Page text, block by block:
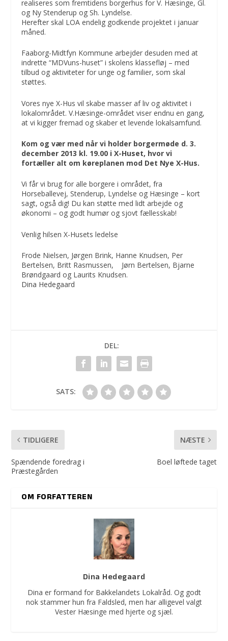
realiseres som fremtidens borgerhus for V. Hæsinge, Gl.
og Ny Stenderup og Sh. Lyndelse.
Herefter skal LOA endelig godkende projektet i januar
måned.
Faaborg-Midtfyn Kommune arbejder desuden med at
indrette “MDVuns-huset” i skolens klassefløj – med
tilbud og aktiviteter for unge og familier, som skal
støttes.
Vores nye X-Hus vil skabe masser af liv og aktivitet i
lokalområdet. V.Hæsinge-området viser endnu en gang,
at vi kigger fremad og skaber et levende lokalsamfund.
Kom og vær med når vi holder borgermøde d. 3.
december 2013 kl. 19.00 i X-Huset, hvor vi
fortæller alt om køreplanen mod Det Nye X-Hus.
Vi får vi brug for alle borgere i området, fra
Horseballevej, Stenderup, Lyndelse og Hæsinge – kort
sagt, også dig! Du kan støtte med lidt arbejde og
økonomi – og godt humør og sjovt fællesskab!
Venlig hilsen X-Husets ledelse
Frode Nielsen, Jørgen Brink, Hanne Knudsen, Per
Bertelsen, Britt Rasmussen, Jørn Bertelsen, Bjarne
Brøndgaard og Laurits Knudsen.
Dina Hedegaard
DEL:
SATS:
TIDLIGERE
Spændende foredrag i
Præstegården
NÆSTE
Boel løftede taget
OM FORFATTEREN
Dina Hedegaard
Dina er formand for Bakkelandets Lokalråd. Og godt
nok stammer hun fra Faldsled, men har alligevel valgt
Vester Hæsinge med hjerte og sjæl.